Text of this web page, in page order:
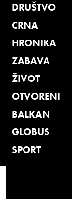
DRUŠTVO
CRNA
HRONIKA
ZABAVA
ŽIVOT
OTVORENI
BALKAN
GLOBUS
SPORT